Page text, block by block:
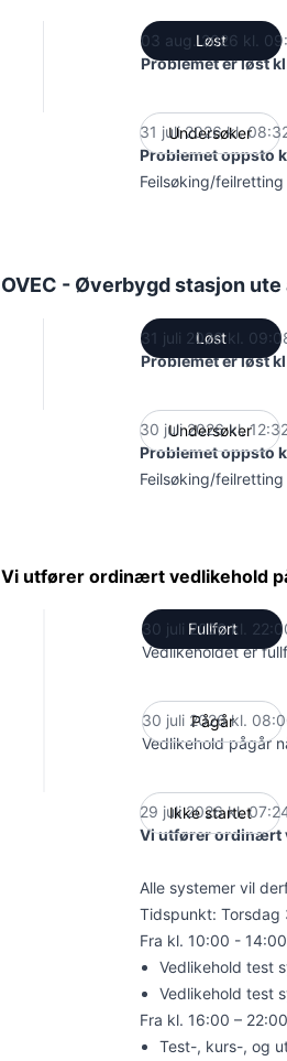
Løst
03 aug. 2026 kl.
Problemet er løst
Undersøker
31 juli 2026 kl.
Problemet oppsto
Feilsøking/feilretting
OVEC - Øverbygd stasjon
Løst
31 juli 2026 kl.
Problemet er løst
Undersøker
30 juli 2026 kl.
Problemet oppsto
Feilsøking/feilretting
Vi utfører ordinært vedlikehold
Fullført
30 juli 2026 kl.
Vedlikeholdet er
Pågår
30 juli 2026 kl.
Vedlikehold pågår
Ikke startet
29 juli 2026 kl.
Vi utfører ordinært
Alle systemer vil
Tidspunkt: Torsdag
Fra kl. 10:00 - 14:00
Vedlikehold test
Vedlikehold test
Fra kl. 16:00 – 22:00
Test-, kurs-, og